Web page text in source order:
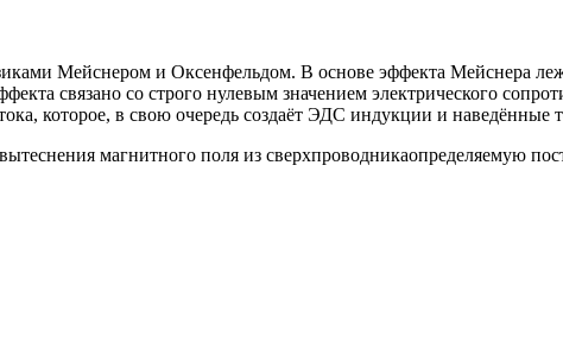
Мейснером и Оксенфельдом. В основе эффекта Мейснера
связано со строго нулевым значением электрического
которое, в свою очередь создаёт ЭДС индукции и
магнитного поля из сверхпроводникаопределяемую